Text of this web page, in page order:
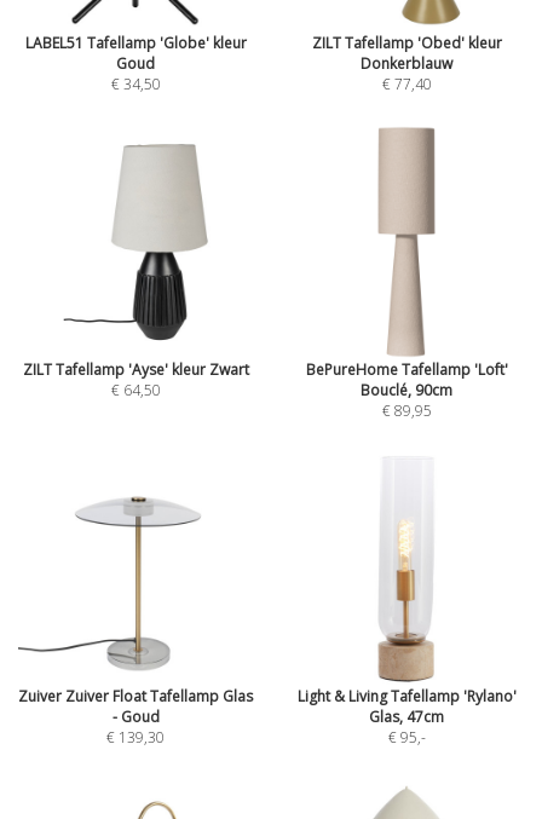
LABEL51 Tafellamp 'Globe' kleur
Goud
€ 34,50
ZILT Tafellamp 'Obed' kleur
Donkerblauw
€ 77,40
ZILT Tafellamp 'Ayse' kleur Zwart
€ 64,50
BePureHome Tafellamp 'Loft'
Bouclé, 90cm
€ 89,95
Zuiver Zuiver Float Tafellamp Glas
- Goud
€ 139,30
Light & Living Tafellamp 'Rylano'
Glas, 47cm
€ 95,-